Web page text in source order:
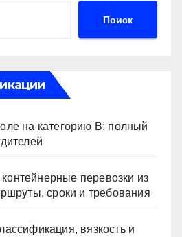
Поиск
на категорию В: полный
перевозки из
сроки и требования
вязкость и